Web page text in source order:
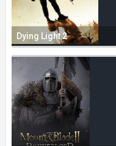
Dying Light 2